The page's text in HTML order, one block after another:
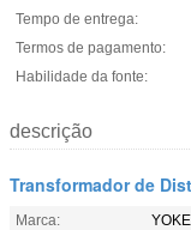
Tempo de entrega:
Termos de pagamento:
Habilidade da fonte:
descrição
Transformador de
Marca: